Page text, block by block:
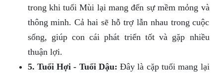
trong khi tuổi Mùi lại mang đến sự mềm mỏng và
thông minh. Cả hai sẽ hỗ trợ lẫn nhau trong cuộc
sống, giúp con cái phát triển tốt và gặp nhiều
thuận lợi.
5. Tuổi Hợi - Tuổi Dậu: Đây là cặp tuổi mang lại